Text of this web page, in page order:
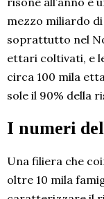
mezzo miliardo
soprattutto nel
ettari coltivati, e
circa 100 mila
sole il 90% della
I numeri
Una filiera che
oltre 10 mila